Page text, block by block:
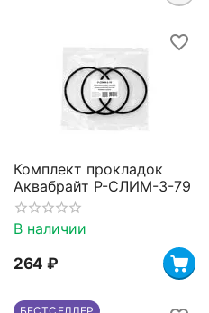
Комплект прокладок
Аквабрайт Р-СЛИМ-3-79
В наличии
‍264‍ ₽